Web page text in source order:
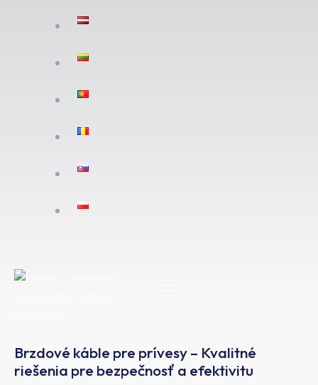
Brzdové káble pre prívesy – Kvalitné
riešenia pre bezpečnosť a efektivitu